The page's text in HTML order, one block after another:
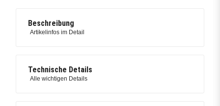
Beschreibung
Artikelinfos im Detail
Technische Details
Alle wichtigen Details